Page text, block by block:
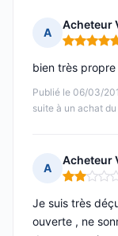
A
Acheteur
Note : 5
Publié le 06/03/
suite à un achat
bien très
A
Acheteur
Note : 2
Je suis très
ouverte , ne